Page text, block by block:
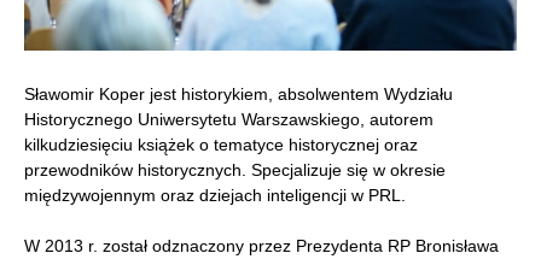
Sławomir Koper jest historykiem, absolwentem Wydziału
Historycznego Uniwersytetu Warszawskiego, autorem
kilkudziesięciu książek o tematyce historycznej oraz
przewodników historycznych. Specjalizuje się w okresie
międzywojennym oraz dziejach inteligencji w PRL.
W 2013 r. został odznaczony przez Prezydenta RP Bronisława